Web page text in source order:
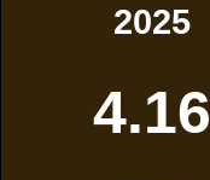
2025
4.16